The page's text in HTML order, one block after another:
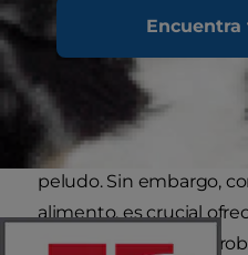
El pollo es un alimento
buena noticia es que
comer pollo. De hecho,
de proteína magra que
numerosos beneficios
peludo. Sin embargo,
alimento, es crucial
correcta para evitar